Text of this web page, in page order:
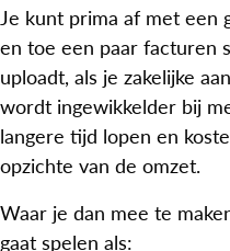
Je kunt prima af met een
en toe een paar facturen
uploadt, als je zakelijke
wordt ingewikkelder bij
langere tijd lopen en
opzichte van de omzet.
Waar je dan mee te
gaat spelen als: